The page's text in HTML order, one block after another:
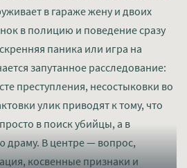
в гараже жену и двоих
в полицию и поведение сразу
паника или игра на
запутанное расследование:
преступления, несостыковки во
улик приводят к тому, что
в поиск убийцы, а в
драму. В центре — вопрос,
косвенные признаки и